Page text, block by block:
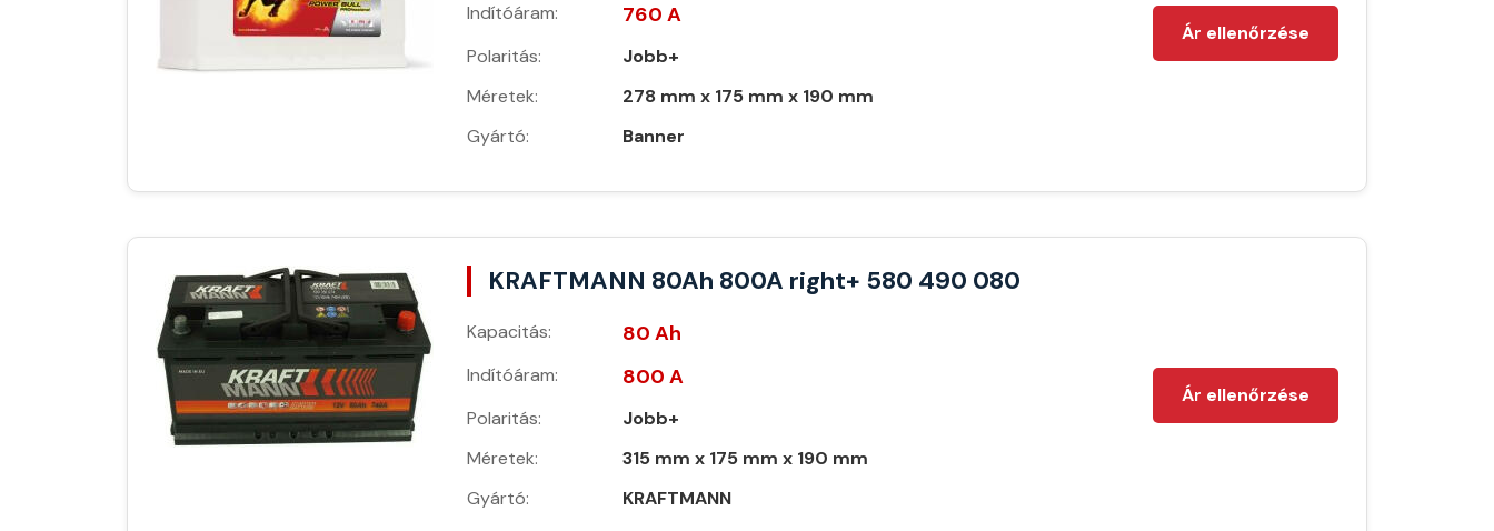
Indítóáram: 760 A
Polaritás:
Jobb+
Méretek:
278 mm x 175 mm x 190 mm
Gyártó:
Banner
Ár ellenőrzése
KRAFTMANN 80Ah 800A right+ 580 490 080
Kapacitás: 80 Ah
Indítóáram: 800 A
Polaritás:
Jobb+
Méretek:
315 mm x 175 mm x 190 mm
Gyártó:
KRAFTMANN
Ár ellenőrzése